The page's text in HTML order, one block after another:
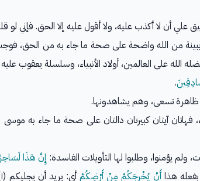
علي أن لا أكذب عليه، ولا أقول عليه إلا الحق. فإني
من الله واضحة على صحة ما جاء به من الحق،
الله على العالمين، أولاد الأنبياء، وسلسلة يعقوب
.
تسعى، وهم يشاهدونها.
آيتان كبيرتان دالتان على صحة ما جاء به
ولم يؤمنوا، وطلبوا لها التأويلات الفاسدة: إِنَّ هَذَا
هذاأَنْ يُخْرِجَكُمْ مِنْ أَرْضِكُمْأي: يريد أن يجليكم (١) عن أوطانكم